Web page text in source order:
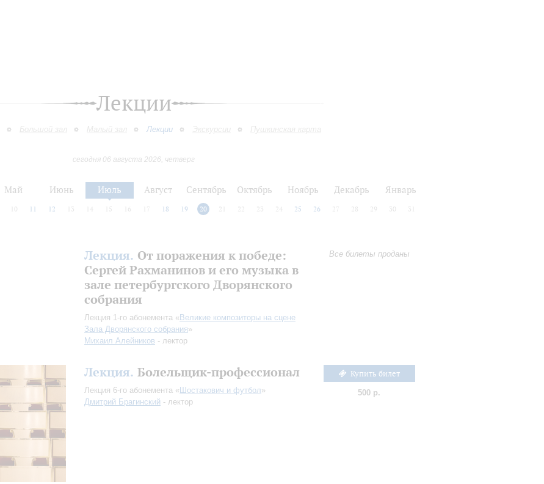
Лекции
Большой зал Малый зал Лекции Экскурсии Пушкинская карта
сегодня 06 августа 2026, четверг
Май Июнь Июль Август Сентябрь Октябрь Ноябрь Декабрь Январь
10 11 12 13 14 15 16 17 18 19 20 21 22 23 24 25 26 27 28 29 30 31
Лекция. От поражения к победе:
Сергей Рахманинов и его музыка в
зале петербургского Дворянского
собрания
Лекция 1-го абонемента « Великие композиторы на сцене
Зала Дворянского собрания»
Михаил Алейников - лектор
Все билеты проданы
Лекция. Болельщик-профессионал
Лекция 6-го абонемента « Шостакович и футбол»
Дмитрий Брагинский - лектор
Купить билет
500 р.